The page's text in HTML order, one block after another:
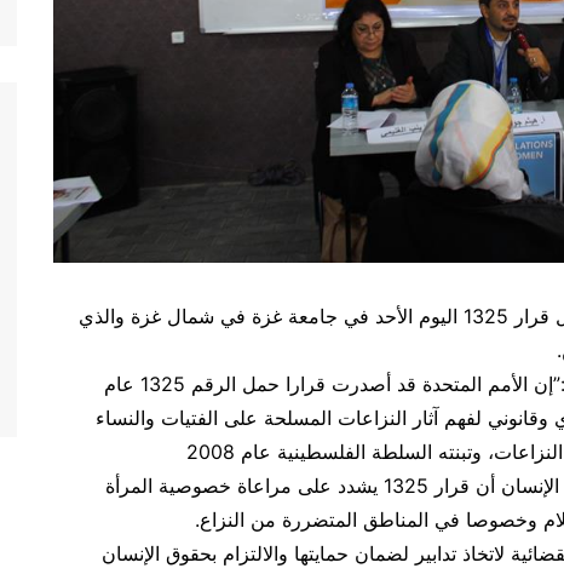
نظم اتحاد لجان المرأة الفلسطينية يوما دراسيا حول قرار 1325 اليوم الأحد في جامعة غزة في شمال غزة والذي
افتتحت الجلسة تغريد جمعة المدير التنفيذي للاتحاد:”إن الأمم المتحدة قد أصدرت قرارا حمل الرقم 1325 عام
وقانوني لفهم آثار النزاعات المسلحة على الفتيات والنساء
وتبنته السلطة الفلسطينية عام 2008
بدوره قال عصام يونس مدير مركز الميزان لحقوق الإنسان أن قرار 1325 يشدد على مراعاة خصوصية المرأة
وخصوصا في المناطق المتضررة من النزاع.
لاتخاذ تدابير لضمان حمايتها والالتزام بحقوق الإنسان